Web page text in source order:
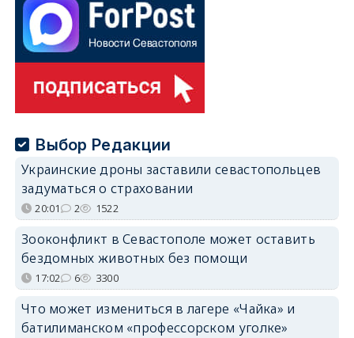
Выбор Редакции
Украинские дроны заставили севастопольцев
задуматься о страховании
20:01 2 1522
Зооконфликт в Севастополе может оставить
бездомных животных без помощи
17:02 6 3300
Что может измениться в лагере «Чайка» и
батилиманском «профессорском уголке»